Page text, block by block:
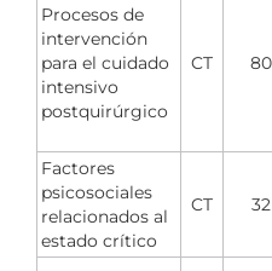
Procesos de
intervención
para el cuidado
intensivo
postquirúrgico
CT 80
Factores
psicosociales
relacionados al
estado crítico
CT 32